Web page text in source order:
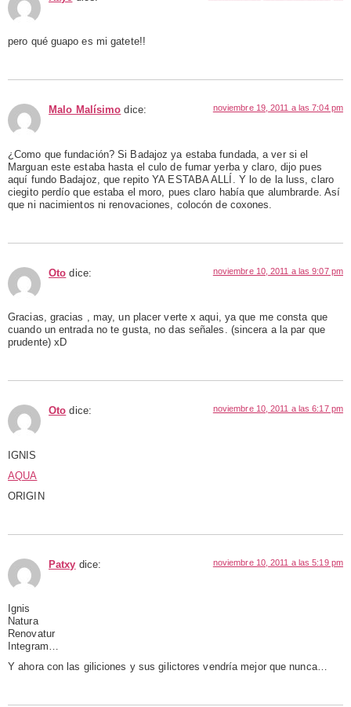
pero qué guapo es mi gatete!!
Malo Malísimo dice: noviembre 19, 2011 a las 7:04 pm
¿Como que fundación? Si Badajoz ya estaba fundada, a ver si el
Marguan este estaba hasta el culo de fumar yerba y claro, dijo pues
aquí fundo Badajoz, que repito YA ESTABA ALLÍ. Y lo de la luss, claro
ciegito perdío que estaba el moro, pues claro había que alumbrarde. Así
que ni nacimientos ni renovaciones, colocón de coxones.
Oto dice: noviembre 10, 2011 a las 9:07 pm
Gracias, gracias , may, un placer verte x aqui, ya que me consta que
cuando un entrada no te gusta, no das señales. (sincera a la par que
prudente) xD
Oto dice: noviembre 10, 2011 a las 6:17 pm
IGNIS
AQUA
ORIGIN
Patxy dice: noviembre 10, 2011 a las 5:19 pm
Ignis
Natura
Renovatur
Integram…
Y ahora con las giliciones y sus gilictores vendría mejor que nunca…